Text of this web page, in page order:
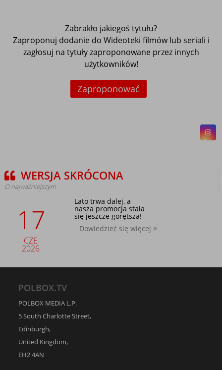
Zabrakło jakiegoś tytułu?
Zaproponuj dodanie do Wideoteki filmów lub seriali i
zagłosuj na tytuły zaproponowane przez innych
użytkowników!
Zaproponować
WERSJA SKRÓCONA
O najważniejszym
17
CZE
2026
Lato trwa dalej, a
nasza promocja stała
się jeszcze gorętsza!
Dowiedzieć się więcej
POLBOX.TV
POLBOX MEDIA L.P.
5 South Charlotte Street,
Edinburgh,
United Kingdom,
EH2 4AN